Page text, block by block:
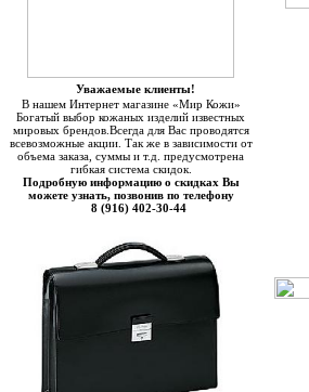
Уважаемые клиенты!
В нашем Интернет магазине «Мир Кожи»
Богатый выбор кожаных изделий известных
мировых брендов.Всегда для Вас проводятся
всевозможные акции. Так же в зависимости от
объема заказа, суммы и т.д. предусмотрена
гибкая система скидок.
Подробную информацию о скидках Вы
можете узнать, позвонив по телефону
8 (916) 402-30-44